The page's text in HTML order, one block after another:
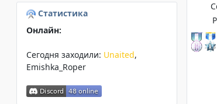
Статистика
Онлайн:
Сегодня заходили: Unaited,
Emishka_Roper